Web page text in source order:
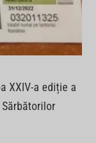
XXIV-a ediție a